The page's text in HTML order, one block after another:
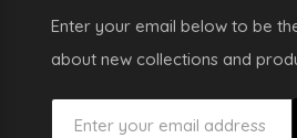
Enter your email below to be
about new collections and